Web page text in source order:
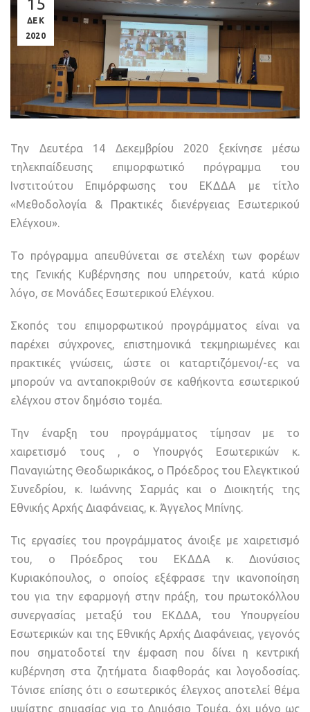
15
ΔΕΚ
2020
Την Δευτέρα 14 Δεκεμβρίου 2020 ξεκίνησε μέσω
τηλεκπαίδευσης επιμορφωτικό πρόγραμμα του
Ινστιτούτου Επιμόρφωσης του ΕΚΔΔΑ με τίτλο
«Μεθοδολογία & Πρακτικές διενέργειας Εσωτερικού
Ελέγχου».
Το πρόγραμμα απευθύνεται σε στελέχη των φορέων
της Γενικής Κυβέρνησης που υπηρετούν, κατά κύριο
λόγο, σε Μονάδες Εσωτερικού Ελέγχου.
Σκοπός του επιμορφωτικού προγράμματος είναι να
παρέχει σύγχρονες, επιστημονικά τεκμηριωμένες και
πρακτικές γνώσεις, ώστε οι καταρτιζόμενοι/-ες να
μπορούν να ανταποκριθούν σε καθήκοντα εσωτερικού
ελέγχου στον δημόσιο τομέα.
Την έναρξη του προγράμματος τίμησαν με το
χαιρετισμό τους , ο Υπουργός Εσωτερικών κ.
Παναγιώτης Θεοδωρικάκος, ο Πρόεδρος του Ελεγκτικού
Συνεδρίου, κ. Ιωάννης Σαρμάς και ο Διοικητής της
Εθνικής Αρχής Διαφάνειας, κ. Άγγελος Μπίνης.
Τις εργασίες του προγράμματος άνοιξε με χαιρετισμό
του, ο Πρόεδρος του ΕΚΔΔΑ κ. Διονύσιος
Κυριακόπουλος, ο οποίος εξέφρασε την ικανοποίηση
του για την εφαρμογή στην πράξη, του πρωτοκόλλου
συνεργασίας μεταξύ του ΕΚΔΔΑ, του Υπουργείου
Εσωτερικών και της Εθνικής Αρχής Διαφάνειας, γεγονός
που σηματοδοτεί την έμφαση που δίνει η κεντρική
κυβέρνηση στα ζητήματα διαφθοράς και λογοδοσίας.
Τόνισε επίσης ότι ο εσωτερικός έλεγχος αποτελεί θέμα
υψίστης σημασίας για το Δημόσιο Τομέα, όχι μόνο ως